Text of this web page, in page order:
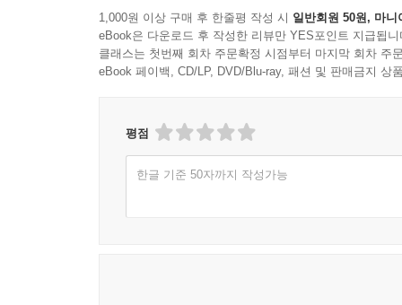
1,000원 이상 구매 후 한줄평 작성 시 일반회원 50원, 마니
eBook은 다운로드 후 작성한 리뷰만 YES포인트 지급됩니
클래스는 첫번째 회차 주문확정 시점부터 마지막 회차 주
eBook 페이백, CD/LP, DVD/Blu-ray, 패션 및 판매금지 상
평점
한글 기준 50자까지 작성가능